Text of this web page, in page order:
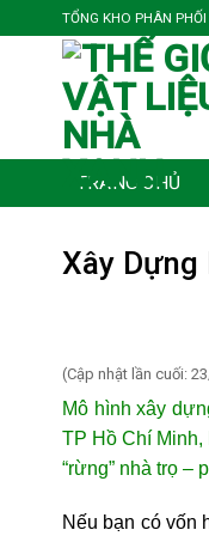
qua
TỔNG KHO PHÂN
TRANG CHỦ
Xây Dựng
(Cập nhật lần cuối:
Mô hình xây
TP Hồ Chí
“rừng” nhà trọ –
Nếu bạn có vốn